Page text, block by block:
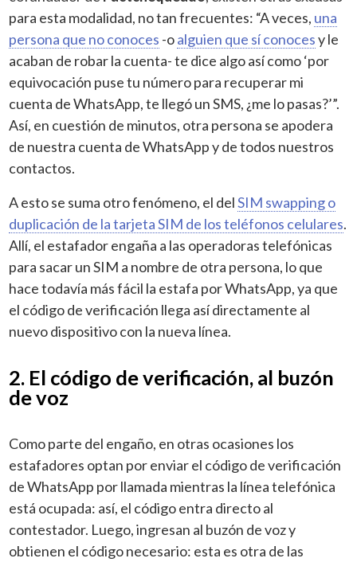
para esta modalidad, no tan frecuentes: “A veces, una
persona que no conoces -oalguien que sí conocesy le
acaban de robar la cuenta- te dice algo así como ‘por
equivocación puse tu número para recuperar mi
cuenta de WhatsApp, te llegó un SMS, ¿me lo pasas?’”.
Así, en cuestión de minutos, otra persona se apodera
de nuestra cuenta de WhatsApp y de todos nuestros
contactos.
A esto se suma otro fenómeno, el delSIM swapping o
duplicación de la tarjeta SIM de los teléfonos celulares.
Allí, el estafador engaña a las operadoras telefónicas
para sacar un SIM a nombre de otra persona, lo que
hace todavía más fácil la estafa por WhatsApp, ya que
el código de verificación llega así directamente al
nuevo dispositivo con la nueva línea.
2. El código de verificación, al buzón
de voz
Como parte del engaño, en otras ocasiones los
estafadores optan por enviar el código de verificación
de WhatsApp por llamada mientras la línea telefónica
está ocupada: así, el código entra directo al
contestador. Luego, ingresan al buzón de voz y
obtienen el código necesario: esta es otra de las